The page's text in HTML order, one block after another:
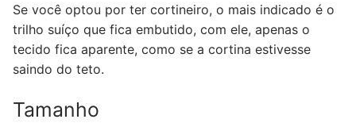
Se você optou por ter cortineiro, o mais indicado é o
trilho suíço que fica embutido, com ele, apenas o
tecido fica aparente, como se a cortina estivesse
saindo do teto.
Tamanho